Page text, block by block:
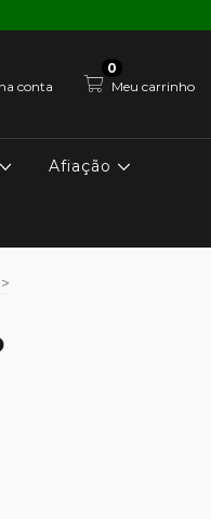
conta Meu carrinho
0
Afiação
>